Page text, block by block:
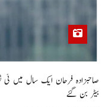
بیٹر بن گئے